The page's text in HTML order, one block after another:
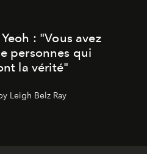
: "Vous avez
personnes qui
la vérité"
Leigh Belz Ray